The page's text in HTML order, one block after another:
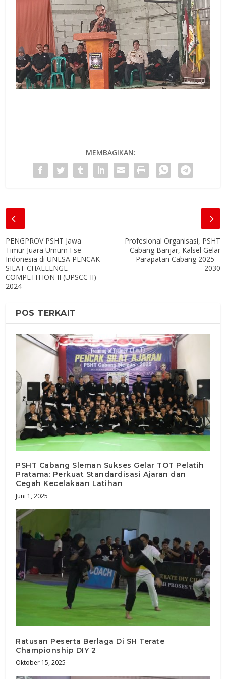
MEMBAGIKAN:
PENGPROV PSHT Jawa
Timur Juara Umum I se
Indonesia di UNESA PENCAK
SILAT CHALLENGE
COMPETITION II (UPSCC II)
2024
Profesional Organisasi, PSHT
Cabang Banjar, Kalsel Gelar
Parapatan Cabang 2025 –
2030
POS TERKAIT
PSHT Cabang Sleman Sukses Gelar TOT Pelatih
Pratama: Perkuat Standardisasi Ajaran dan
Cegah Kecelakaan Latihan
Juni 1, 2025
Ratusan Peserta Berlaga Di SH Terate
Championship DIY 2
Oktober 15, 2025